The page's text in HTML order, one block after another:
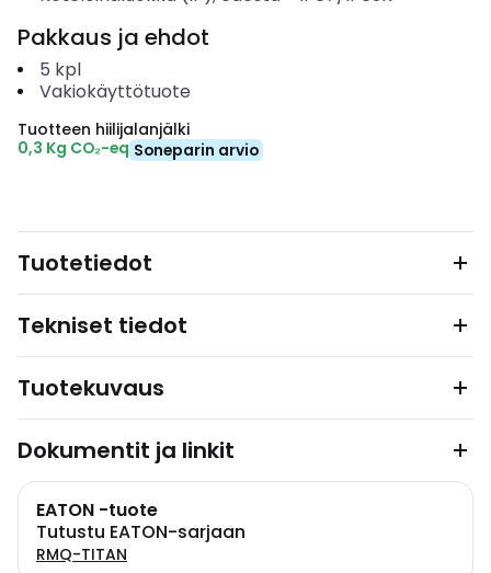
Pakkaus ja ehdot
5 kpl
Vakiokäyttötuote
Tuotteen hiilijalanjälki
0,3 Kg CO₂-eq Soneparin arvio
Tuotetiedot
Tekniset tiedot
Tuotekuvaus
Dokumentit ja linkit
EATON -tuote
Tutustu EATON-sarjaan
RMQ-TITAN